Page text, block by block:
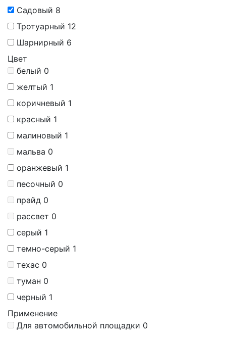
Садовый 8
Тротуарный 12
Шарнирный 6
Цвет
белый 0
желтый 1
коричневый 1
красный 1
малиновый 1
мальва 0
оранжевый 1
песочный 0
прайд 0
рассвет 0
серый 1
темно-серый 1
техас 0
туман 0
черный 1
Применение
Для автомобильной площадки 0